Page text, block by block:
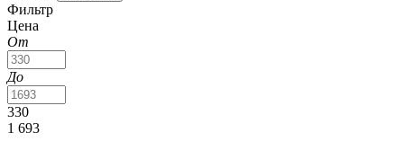
Фильтр
Цена
От
До
330
1 693